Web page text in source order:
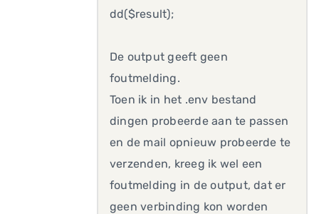
dd($result);
De output geeft geen
foutmelding.
Toen ik in het .env bestand
dingen probeerde aan te passen
en de mail opnieuw probeerde te
verzenden, kreeg ik wel een
foutmelding in de output, dat er
geen verbinding kon worden